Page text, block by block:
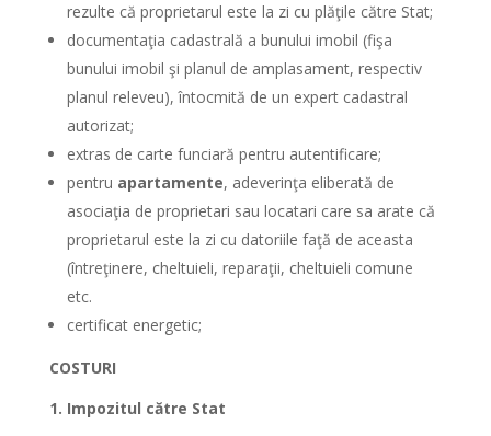
rezulte că proprietarul este la zi cu plăţile către Stat;
documentaţia cadastrală a bunului imobil (fişa
bunului imobil şi planul de amplasament, respectiv
planul releveu), întocmită de un expert cadastral
autorizat;
extras de carte funciară pentru autentificare;
pentru apartamente, adeverinţa eliberată de
asociaţia de proprietari sau locatari care sa arate că
proprietarul este la zi cu datoriile faţă de aceasta
(întreţinere, cheltuieli, reparaţii, cheltuieli comune
etc.
certificat energetic;
COSTURI
1. Impozitul către Stat